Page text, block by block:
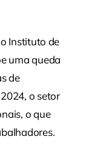
Instituto de
uma queda
de
o setor
o que